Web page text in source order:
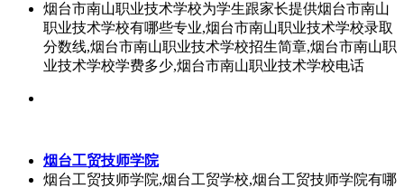
烟台市南山职业技术学校为学生跟家长提供烟台市南山
职业技术学校有哪些专业,烟台市南山职业技术学校录取
分数线,烟台市南山职业技术学校招生简章,烟台市南山职
业技术学校学费多少,烟台市南山职业技术学校电话
烟台工贸技师学院
烟台工贸技师学院,烟台工贸学校,烟台工贸技师学院有哪